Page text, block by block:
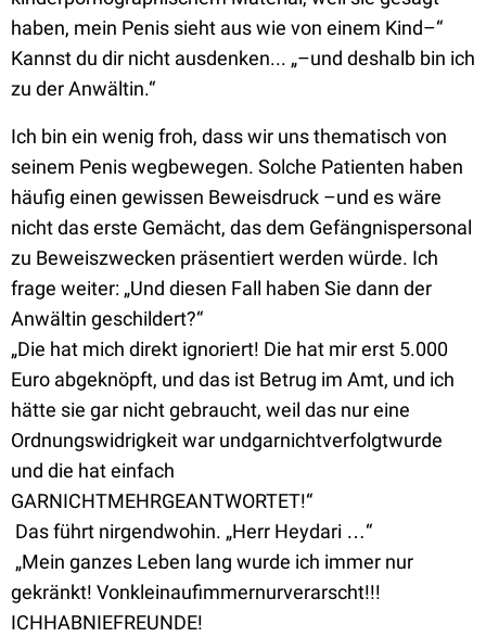
haben, mein Penis sieht aus wie von einem Kind–“
Kannst du dir nicht ausdenken... „–und deshalb bin ich
zu der Anwältin.“
Ich bin ein wenig froh, dass wir uns thematisch von
seinem Penis wegbewegen. Solche Patienten haben
häufig einen gewissen Beweisdruck –und es wäre
nicht das erste Gemächt, das dem Gefängnispersonal
zu Beweiszwecken präsentiert werden würde. Ich
frage weiter: „Und diesen Fall haben Sie dann der
Anwältin geschildert?“
„Die hat mich direkt ignoriert! Die hat mir erst 5.000
Euro abgeknöpft, und das ist Betrug im Amt, und ich
hätte sie gar nicht gebraucht, weil das nur eine
Ordnungswidrigkeit war undgarnichtverfolgtwurde
und die hat einfach
GARNICHTMEHRGEANTWORTET!“
Das führt nirgendwohin. „Herr Heydari …“
„Mein ganzes Leben lang wurde ich immer nur
gekränkt! Vonkleinaufimmernurverarscht!!!
ICHHABNIEFREUNDE!